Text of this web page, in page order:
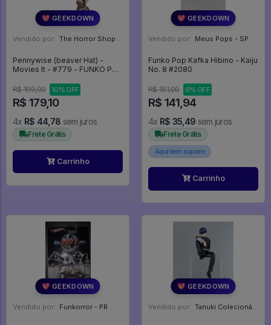
💖 GEEKDOWN
Vendido por: The Horror Shop - Colecionáveis - MG
Pennywise (beaver Hat) -
Movies It - #779 - FUNKO POP
R$ 199,00
10% OFF
R$ 179,10
4x R$ 44,78 sem juros
Frete Grátis
Carrinho
💖 GEEKDOWN
Vendido por: Meus Pops - SP
Funko Pop Kafka Hibino - Kaiju
No. 8 #2080
R$ 151,00 6% OFF
R$ 141,94
4x R$ 35,49 sem juros
Frete Grátis
Aqui tem cupom
Carrinho
💖 GEEKDOWN
Vendido por: Funkorror - PR
💖 GEEKDOWN
Vendido por: Tanuki Colecionáveis - SP